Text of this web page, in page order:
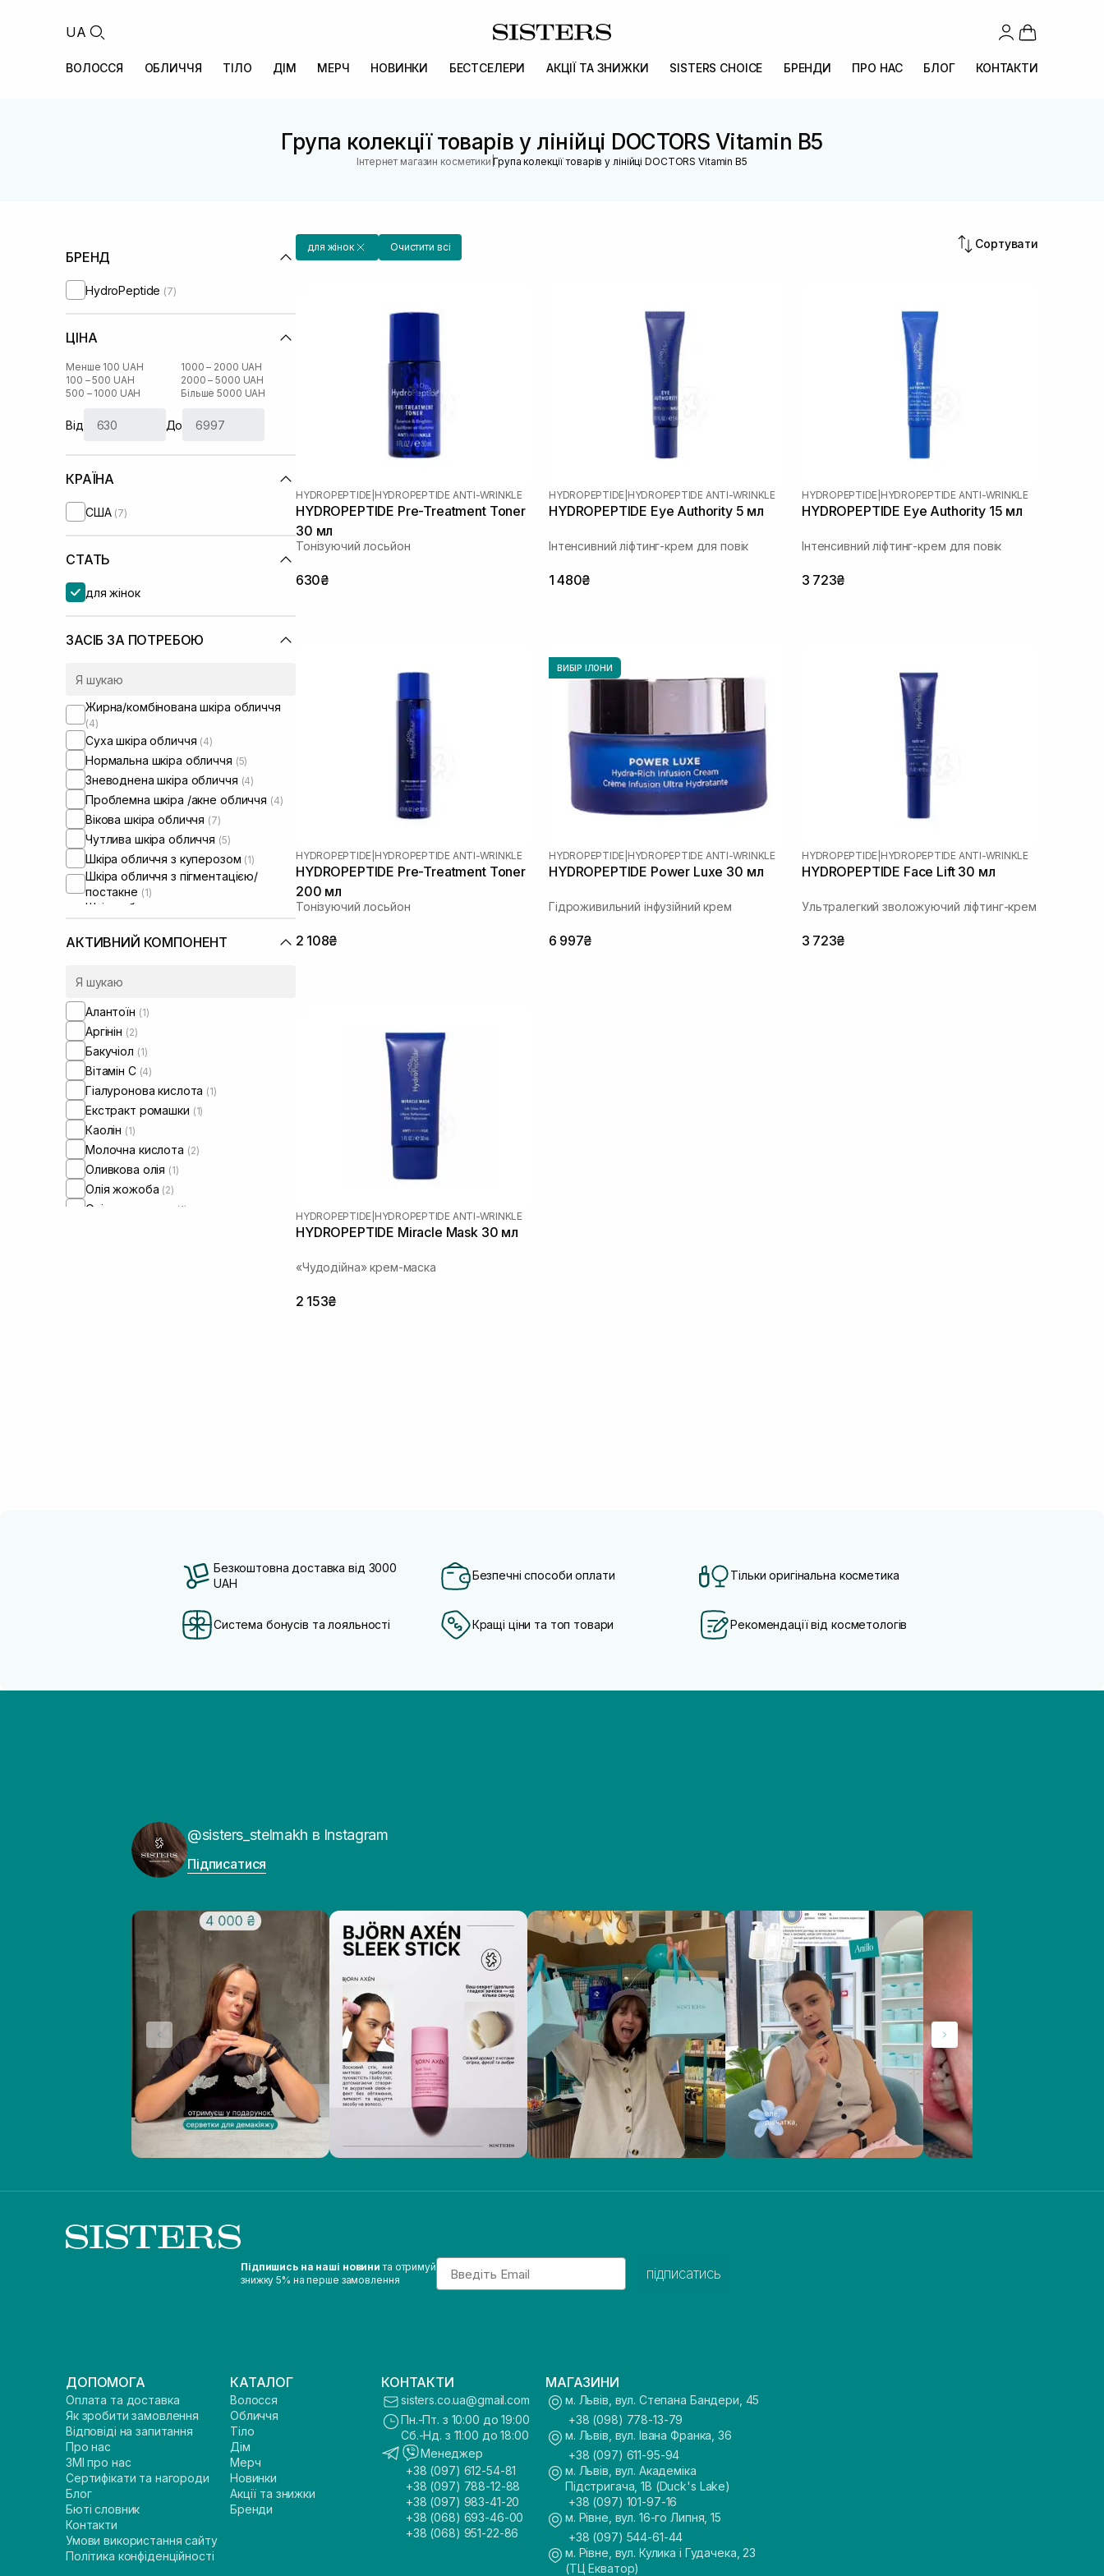
UA
ВОЛОССЯ ОБЛИЧЧЯ ТІЛО ДІМ МЕРЧ НОВИНКИ БЕСТСЕЛЕРИ АКЦІЇ ТА ЗНИЖКИ SISTERS CHOICE БРЕНДИ ПРО НАС БЛОГ КОНТАКТИ
Група колекції товарів у лінійці DOCTORS Vitamin B5
Інтернет магазин косметики |Група колекції товарів у лінійці DOCTORS Vitamin B5
БРЕНД
HydroPeptide (7)
ЦІНА
Менше 100 UAH
100 – 500 UAH
500 – 1000 UAH
1000 – 2000 UAH
2000 – 5000 UAH
Більше 5000 UAH
Від До
КРАЇНА
США (7)
СТАТЬ
для жінок
ЗАСІБ ЗА ПОТРЕБОЮ
Жирна/комбінована шкіра обличчя
(4)
Суха шкіра обличчя (4)
Нормальна шкіра обличчя (5)
Зневоднена шкіра обличчя (4)
Проблемна шкіра /акне обличчя (4)
Вікова шкіра обличчя (7)
Чутлива шкіра обличчя (5)
Шкіра обличчя з куперозом (1)
Шкіра обличчя з пігментацією/
постакне (1)
Шкіра обличчя з розширеними
порами
Шкіра обличчя з порушеним
мікробіомом
АКТИВНИЙ КОМПОНЕНТ
Алантоїн (1)
Аргінін (2)
Бакучіол (1)
Вітамін C (4)
Гіалуронова кислота (1)
Екстракт ромашки (1)
Каолін (1)
Молочна кислота (2)
Оливкова олія (1)
Олія жожоба (2)
Олія соняшнику (1)
для жінок Очистити всі Сортувати
HYDROPEPTIDE HYDROPEPTIDE ANTI-WRINKLE
HYDROPEPTIDE Pre-Treatment Toner
30 мл
Тонізуючий лосьйон
630₴
HYDROPEPTIDE HYDROPEPTIDE ANTI-WRINKLE
HYDROPEPTIDE Eye Authority 5 мл
Інтенсивний ліфтинг-крем для повік
1 480₴
HYDROPEPTIDE HYDROPEPTIDE ANTI-WRINKLE
HYDROPEPTIDE Eye Authority 15 мл
Інтенсивний ліфтинг-крем для повік
3 723₴
HYDROPEPTIDE HYDROPEPTIDE ANTI-WRINKLE
HYDROPEPTIDE Pre-Treatment Toner
200 мл
Тонізуючий лосьйон
2 108₴
ВИБІР ІЛОНИ
HYDROPEPTIDE HYDROPEPTIDE ANTI-WRINKLE
HYDROPEPTIDE Power Luxe 30 мл
Гідроживильний інфузійний крем
6 997₴
HYDROPEPTIDE HYDROPEPTIDE ANTI-WRINKLE
HYDROPEPTIDE Face Lift 30 мл
Ультралегкий зволожуючий ліфтинг-крем
3 723₴
HYDROPEPTIDE HYDROPEPTIDE ANTI-WRINKLE
HYDROPEPTIDE Miracle Mask 30 мл
«Чудодійна» крем-маска
2 153₴
Безкоштовна доставка від 3000
UAH
Безпечні способи оплати Тільки оригінальна косметика
Система бонусів та лояльності Кращі ціни та топ товари Рекомендації від косметологів
@sisters_stelmakh в Instagram
Підписатися
Підпишись на наші новини та отримуй
знижку 5% на перше замовлення
Email
підписатись
ДОПОМОГА
Оплата та доставка
Як зробити замовлення
Відповіді на запитання
Про нас
ЗМІ про нас
Сертифікати та нагороди
Блог
Бюті словник
Контакти
Умови використання сайту
Політика конфіденційності
КАТАЛОГ
Волосся
Обличчя
Тіло
Дім
Мерч
Новинки
Акції та знижки
Бренди
КОНТАКТИ
sisters.co.ua@gmail.com
Пн.-Пт. з 10:00 до 19:00
Сб.-Нд. з 11:00 до 18:00
Менеджер
+38 (097) 612-54-81
+38 (097) 788-12-88
+38 (097) 983-41-20
+38 (068) 693-46-00
+38 (068) 951-22-86
МАГАЗИНИ
м. Львів, вул. Степана Бандери, 45
+38 (098) 778-13-79
м. Львів, вул. Івана Франка, 36
+38 (097) 611-95-94
м. Львів, вул. Академіка
Підстригача, 1В (Duck's Lake)
+38 (097) 101-97-16
м. Рівне, вул. 16-го Липня, 15
+38 (097) 544-61-44
м. Рівне, вул. Кулика і Гудачека, 23
(ТЦ Екватор)